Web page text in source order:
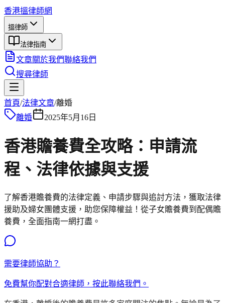
香港搵律師網
搵律師
法律指南
文章關於我們聯絡我們
搜尋律師
首頁/法律文章/離婚
離婚
2025年5月16日
香港贍養費全攻略：申請流
程、法律依據與支援
了解香港贍養費的法律定義、申請步驟與追討方法，獲取法律
援助及婦女團體支援，助您保障權益！從子女贍養費到配偶贍
養費，全面指南一網打盡。
需要律師協助？
免費幫你配對合適律師，按此聯絡我們。